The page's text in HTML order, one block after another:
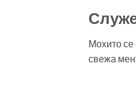
Мохито се
свежа